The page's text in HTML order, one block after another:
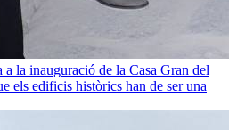
a la inauguració de la Casa Gran del
els edificis històrics han de ser una